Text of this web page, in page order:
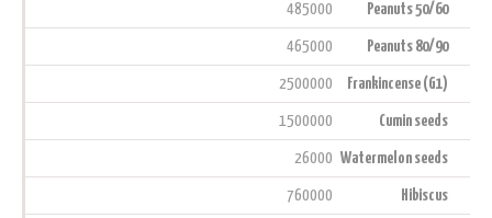
Peanuts 50/60
485000
Peanuts 80/90
465000
Frankincense (G1)
2500000
Cumin seeds
1500000
Watermelon seeds
26000
Hibiscus
760000